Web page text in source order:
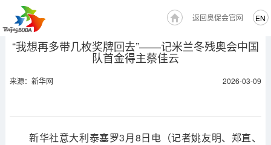
EN
返回奥促会官网
“我想再多带几枚奖牌回去”——记米兰冬残奥会中国
队首金得主蔡佳云
来源：新华网 2026-03-09
新华社意大利泰塞罗3月8日电（记者姚友明、郑直、